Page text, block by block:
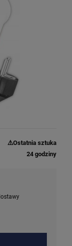
⚠️Ostatnia sztuka
24 godziny